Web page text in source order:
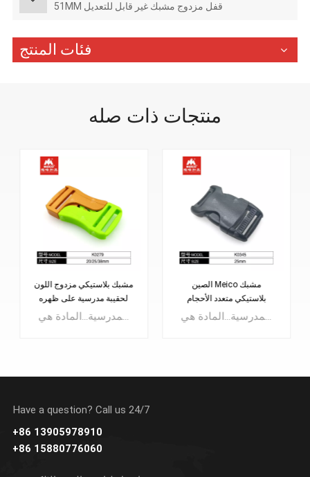
51MM قفل مزدوج مشبك غير قابل للتعديل
فئات المنتج
منتجات ذات صله
الصين Meico مشبك
بلاستيكي متعدد الأحجام
لحقيبة الظهر
متعدد المقاسات قابل للتعديل
سريع الأبازيم حقيبة الملحقات
مشبك تثبيت جانبي سريع الفك، قوة قوية، شعور جميل بتصميم بسيط.مناسبة للحقائب الرياضية وحقائب الظهر العصريةوحقائب تسلق الجبال، الخ.
Have a question? Call us 24/7
+86 13905978910
+86 15880776060